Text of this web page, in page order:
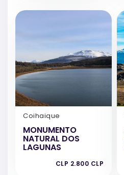
Coihaique
MONUMENTO
NATURAL DOS
LAGUNAS
CLP 2.800 CLP